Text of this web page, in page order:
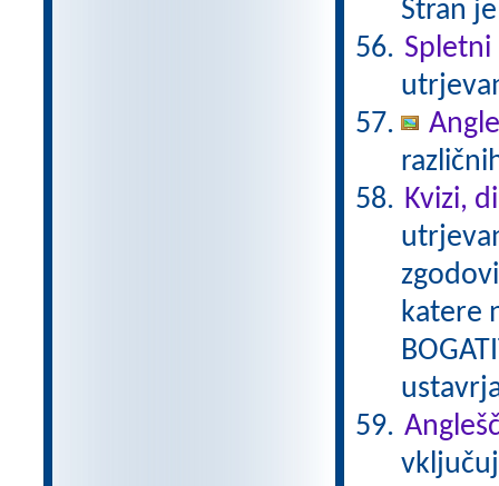
Stran
Spletni
Kvizi,
katere